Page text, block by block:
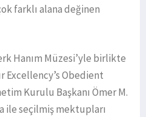
farklı alana değinen
Hanım Müzesi’yle birlikte
Excellency’s Obedient
Kurulu Başkanı Ömer M.
ile seçilmiş mektupları